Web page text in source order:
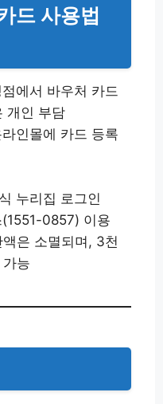
드 사용법
에서 바우처 카드
개인 부담
인몰에 카드 등록
누리집 로그인
0857) 이용
은 소멸되며, 3천
능